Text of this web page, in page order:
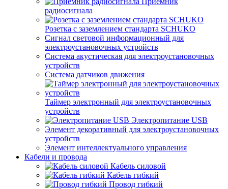
радиосигнала
Розетка с заземлением стандарта SCHUKO
Сигнал световой информационный для
электроустановочных устройств
Система акустическая для электроустановочных
устройств
Система датчиков движения
Таймер электронный для электроустановочных
устройств
Электропитание USB
Элемент декоративный для электроустановочных
устройств
Элемент интеллектуального управления
Кабели и провода
Кабель силовой
Кабель гибкий
Провод гибкий